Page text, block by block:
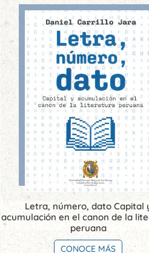
Letra, número, dato Capital
acumulación en el canon de la
peruana
CONOCE MÁS